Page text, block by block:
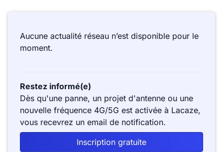
Aucune actualité réseau n’est disponible pour le
moment.
Restez informé(e)
Dès qu'une panne, un projet d'antenne ou une
nouvelle fréquence 4G/5G est activée à Lacaze,
vous recevrez un email de notification.
Inscription gratuite